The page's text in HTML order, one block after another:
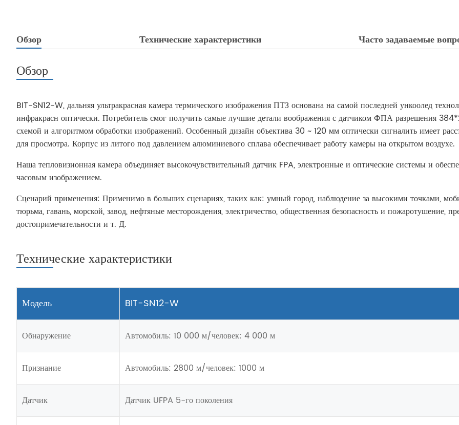
Обзор Технические характеристики Часто задаваемые
Обзор
BIT-SN12-W, дальняя ультракрасная камера термического изображения ПТЗ основана на самой последней ункоолед
инфракрасн оптически. Потребитель смог получить самые лучшие детали воображения с датчиком ФПА разрешения
схемой и алгоритмом обработки изображений. Особенный дизайн объектива 30 ~ 120 мм оптически сигналить имеет
для просмотра. Корпус из литого под давлением алюминиевого сплава обеспечивает работу камеры на открытом воздухе.
Наша тепловизионная камера объединяет высокочувствительный датчик FPA, электронные и оптические системы и
часовым изображением.
Сценарий применения: Применимо в больших сценариях, таких как: умный город, наблюдение за высокими точками,
тюрьма, гавань, морской, завод, нефтяные месторождения, электричество, общественная безопасность и пожаротушение,
достопримечательности и т. Д.
Технические характеристики
Модель BIT-SN12-W
Обнаружение Автомобиль: 10 000 м/человек: 4 000 м
Признание Автомобиль: 2800 м/человек: 1000 м
Датчик Датчик UFPA 5-го поколения